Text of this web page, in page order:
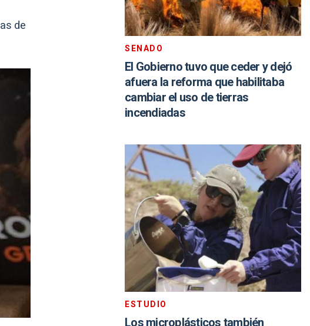
de
SENADO
El Gobierno tuvo que ceder y dejó
afuera la reforma que habilitaba
cambiar el uso de tierras
incendiadas
ESTUDIO